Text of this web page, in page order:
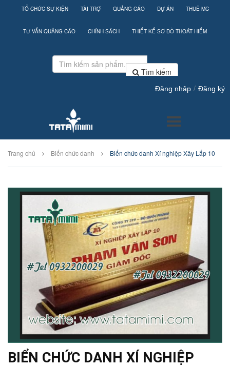
TỔ CHỨC SỰ KIỆN TÀI TRỢ QUẢNG CÁO DỰ ÁN THUÊ MC
TƯ VẤN QUẢNG CÁO CHÍNH SÁCH THIẾT KẾ SƠ ĐỒ THOÁT HIỂM
Tìm kiếm
Đăng nhập / Đăng ký
Trang chủ Biển chức danh Biển chức danh Xí nghiệp Xây Lắp 10
BIỂN CHỨC DANH XÍ NGHIỆP